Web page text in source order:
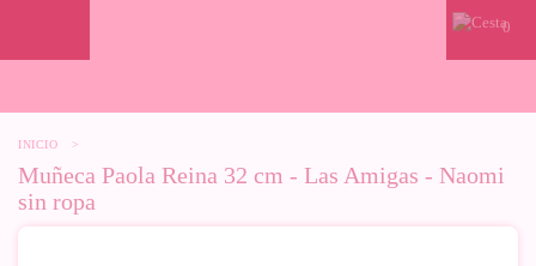
0
INICIO >
Muñeca Paola Reina 32 cm - Las Amigas - Naomi
sin ropa